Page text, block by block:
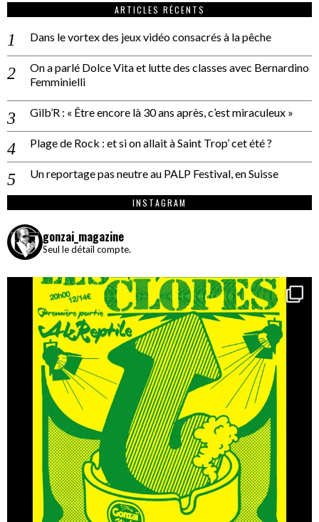
ARTICLES RÉCENTS
Dans le vortex des jeux vidéo consacrés à la pêche
On a parlé Dolce Vita et lutte des classes avec Bernardino
Femminielli
Gilb’R : « Être encore là 30 ans après, c’est miraculeux »
Plage de Rock : et si on allait à Saint Trop’ cet été ?
Un reportage pas neutre au PALP Festival, en Suisse
INSTAGRAM
gonzai_magazine
Seul le détail compte.